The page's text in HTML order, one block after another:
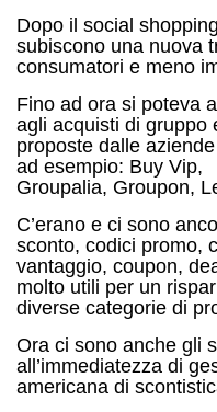
Dopo il social
subiscono una nuova
consumatori e meno
Fino ad ora si poteva
agli acquisti di gruppo
proposte dalle
ad esempio: Buy Vip,
Groupalia, Groupon,
C’erano e ci sono
sconto, codici promo,
vantaggio, coupon,
molto utili per un
diverse categorie di
Ora ci sono anche gli
all’immediatezza di
americana di